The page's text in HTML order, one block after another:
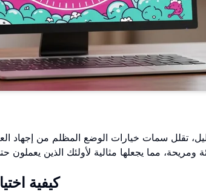
تقلل سمات خيارات الوضع المظلم من إجهاد
كيفية